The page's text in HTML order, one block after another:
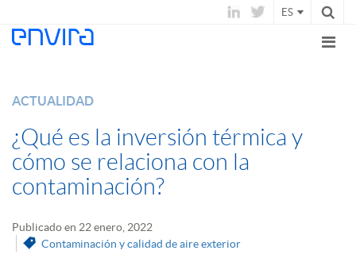
ES
ACTUALIDAD
¿Qué es la inversión térmica y
cómo se relaciona con la
contaminación?
Publicado en 22 enero, 2022
Contaminación y calidad de aire exterior